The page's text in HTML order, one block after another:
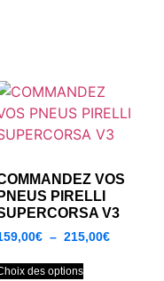
VOS
PIRELLI
V3
€ – 215,00€
des options